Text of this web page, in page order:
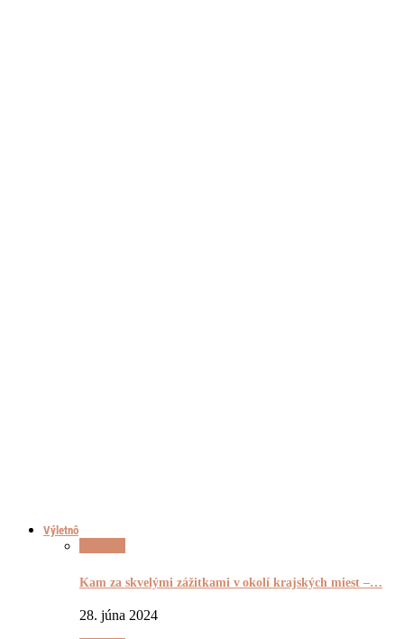
Výletnô
Kam za skvelými zážitkami v okolí krajských miest –…
28. júna 2024